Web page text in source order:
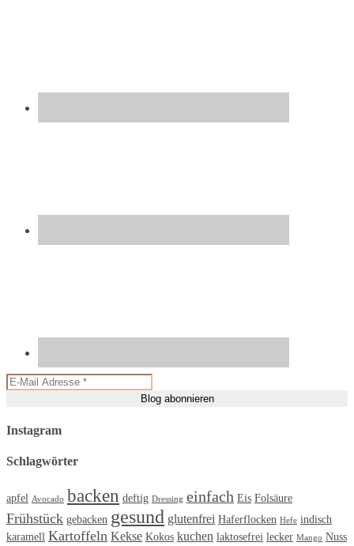
Instagram
Schlagwörter
apfel Avocado backen deftig Dressing einfach Eis Folsäure
Frühstück gebacken gesund glutenfrei Haferflocken Hefe indisch
karamell Kartoffeln Kekse Kokos kuchen laktosefrei lecker Mango Nuss